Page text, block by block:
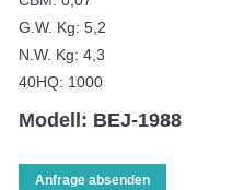
G.W. Kg: 5,2
N.W. Kg: 4,3
40HQ: 1000
Modell: BEJ-1988
Anfrage absenden